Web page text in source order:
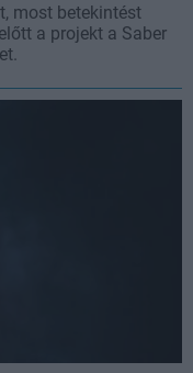
most betekintést
a projekt a Saber